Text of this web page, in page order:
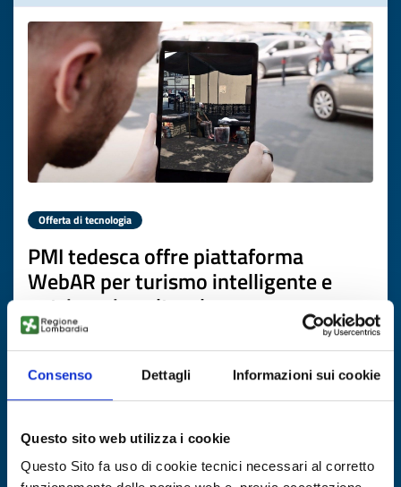
Consenso Dettagli Informazioni sui cookie
Questo sito web utilizza i cookie
Questo Sito fa uso di cookie tecnici necessari al corretto
Offerta di tecnologia
PMI tedesca offre piattaforma
WebAR per turismo intelligente e
patrimonio culturale
ID EEN: TODE20260417001